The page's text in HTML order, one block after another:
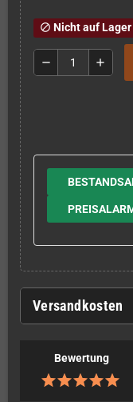
block Nicht auf Lager
remove add
Versandkosten
Bewertung